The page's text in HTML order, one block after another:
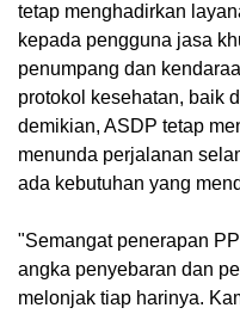
tetap menghadirkan
kepada pengguna jasa
penumpang dan
protokol kesehatan, baik
demikian, ASDP tetap
menunda perjalanan
ada kebutuhan yang
"Semangat penerapan
angka penyebaran dan
melonjak tiap harinya.